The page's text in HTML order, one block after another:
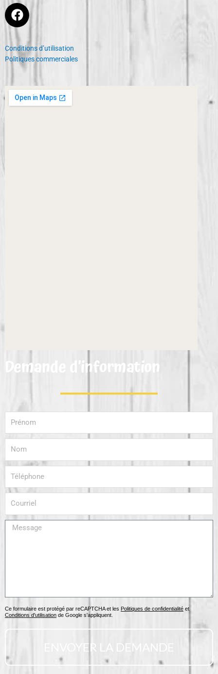
F
a
c
e
b
o
k
Conditions d’utilisation
Politiques commerciales
Demande d’information
Message
Ce formulaire est protégé par reCAPTCHA et les Politiques de confidentialité et
Conditions d'utilisation de Google s'appliquent.
ENVOYER LA DEMANDE